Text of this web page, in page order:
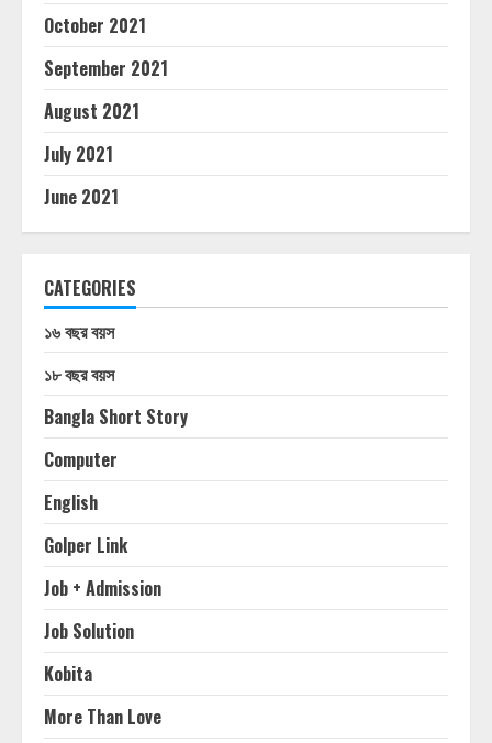
October 2021
September 2021
August 2021
July 2021
June 2021
CATEGORIES
১৬ বছর বয়স
১৮ বছর বয়স
Bangla Short Story
Computer
English
Golper Link
Job + Admission
Job Solution
Kobita
More Than Love